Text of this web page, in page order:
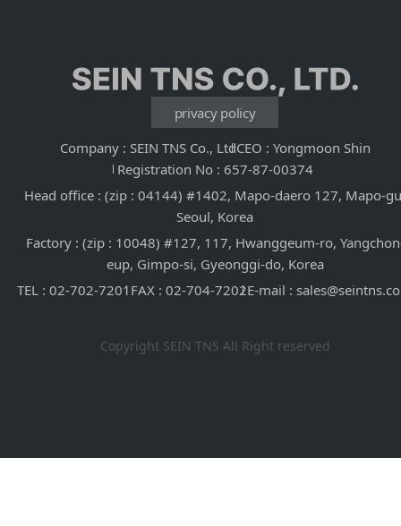
privacy policy
Company : SEIN TNS Co., LtdCEO : Yongmoon Shin
Registration No : 657-87-00374
Head office : (zip : 04144) #1402, Mapo-daero 127, Mapo-
Seoul, Korea
Factory : (zip : 10048) #127, 117, Hwanggeum-ro,
eup, Gimpo-si, Gyeonggi-do, Korea
TEL : 02-702-7201 FAX : 02-704-7202E-mail :
Copyright SEIN TNS All Right reserved